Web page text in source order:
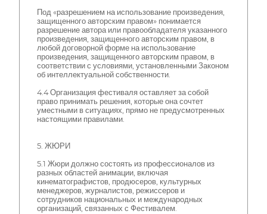
Под «разрешением на использование произведения,
защищенного авторским правом» понимается
разрешение автора или правообладателя указанного
произведения, защищенного авторским правом, в
любой договорной форме на использование
произведения, защищенного авторским правом, в
соответствии с условиями, установленными Законом
об интеллектуальной собственности.
4.4 Организация фестиваля оставляет за собой
право принимать решения, которые она сочтет
уместными в ситуациях, прямо не предусмотренных
настоящими правилами.
5. ЖЮРИ
5.1 Жюри должно состоять из профессионалов из
разных областей анимации, включая
кинематографистов, продюсеров, культурных
менеджеров, журналистов, режиссеров и
сотрудников национальных и международных
организаций, связанных с Фестивалем.